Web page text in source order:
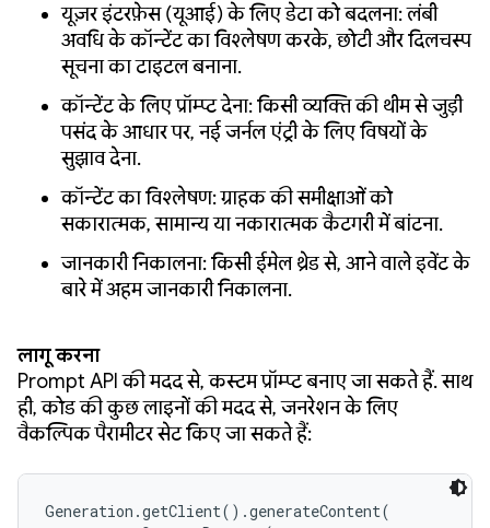
यूज़र इंटरफ़ेस (यूआई) के लिए डेटा को बदलना: लंबी
अवधि के कॉन्टेंट का विश्लेषण करके, छोटी और दिलचस्प
सूचना का टाइटल बनाना.
कॉन्टेंट के लिए प्रॉम्प्ट देना: किसी व्यक्ति की थीम से जुड़ी
पसंद के आधार पर, नई जर्नल एंट्री के लिए विषयों के
सुझाव देना.
कॉन्टेंट का विश्लेषण: ग्राहक की समीक्षाओं को
सकारात्मक, सामान्य या नकारात्मक कैटगरी में बांटना.
जानकारी निकालना: किसी ईमेल थ्रेड से, आने वाले इवेंट के
बारे में अहम जानकारी निकालना.
लागू करना
Prompt API की मदद से, कस्टम प्रॉम्प्ट बनाए जा सकते हैं. साथ
ही, कोड की कुछ लाइनों की मदद से, जनरेशन के लिए
वैकल्पिक पैरामीटर सेट किए जा सकते हैं:
Generation.getClient().generateContent(